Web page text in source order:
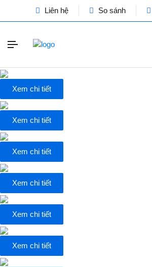
Liên hệ So sánh
Xem chi tiết
Xem chi tiết
Xem chi tiết
Xem chi tiết
Xem chi tiết
Xem chi tiết